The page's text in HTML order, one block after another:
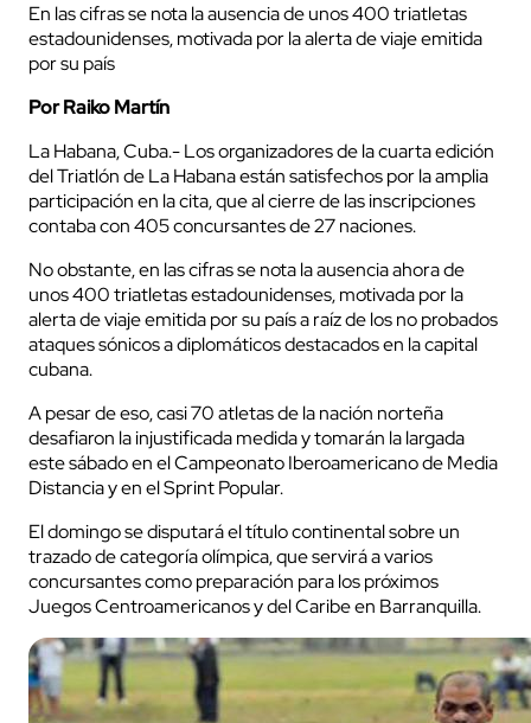
En las cifras se nota la ausencia de unos 400 triatletas
estadounidenses, motivada por la alerta de viaje emitida
por su país
Por Raiko Martín
La Habana, Cuba.- Los organizadores de la cuarta edición
del Triatlón de La Habana están satisfechos por la amplia
participación en la cita, que al cierre de las inscripciones
contaba con 405 concursantes de 27 naciones.
No obstante, en las cifras se nota la ausencia ahora de
unos 400 triatletas estadounidenses, motivada por la
alerta de viaje emitida por su país a raíz de los no probados
ataques sónicos a diplomáticos destacados en la capital
cubana.
A pesar de eso, casi 70 atletas de la nación norteña
desafiaron la injustificada medida y tomarán la largada
este sábado en el Campeonato Iberoamericano de Media
Distancia y en el Sprint Popular.
El domingo se disputará el título continental sobre un
trazado de categoría olímpica, que servirá a varios
concursantes como preparación para los próximos
Juegos Centroamericanos y del Caribe en Barranquilla.